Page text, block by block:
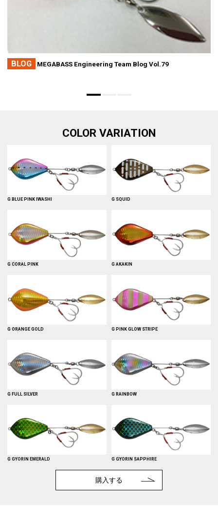
BLOG MEGABASS Engineering Team Blog Vol.79
COLOR VARIATION
G BLUE PINK IWASHI G SQUID
G CORAL PINK G AKAKIN
G ORANGE GOLD G PINK GLOW STRIPE
G FULL SILVER G RAINBOW
G GYORIN EMERALD G GYORIN SAPPHIRE
購入する